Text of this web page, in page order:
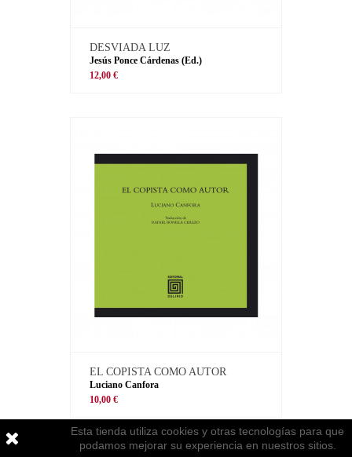
DESVIADA LUZ
Jesús Ponce Cárdenas (Ed.)
12,00 €
EL COPISTA COMO AUTOR
Luciano Canfora
10,00 €
Esta tienda utiliza cookies y otras tecnologías para que
podamos mejorar su experiencia en nuestros sitios.